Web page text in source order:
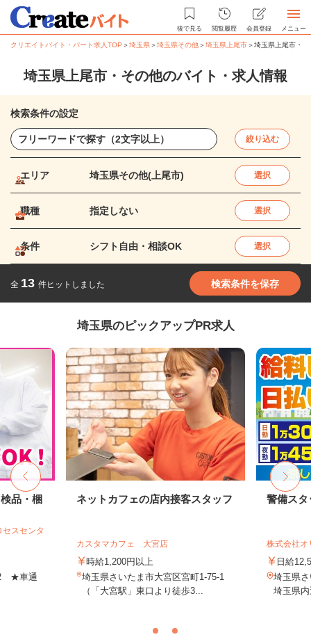
後で見る 閲覧履歴 会員登録 メニュー
クリエイトバイト・パート求人TOP ＞埼玉県＞埼玉県その他＞埼玉県上尾市＞埼玉県上尾市・
埼玉県上尾市・その他のバイト・求人情報
検索条件の設定
絞り込む
エリア 埼玉県その他(上尾市) 選択
職種 指定しない 選択
条件 シフト自由・相談OK 選択
全 13 件ヒットしました 検索条件を保存
埼玉県のピックアップPR求人
品・梱
スセンタ
2 ★車通
ネットカフェの店内接客スタッフ
カスタマカフェ 大宮店
時給1,200円以上
埼玉県さいたま市大宮区宮町1-75-1
（「大宮駅」東口より徒歩3...
警備スタ
株式会社オ
日給
埼玉県
埼玉県